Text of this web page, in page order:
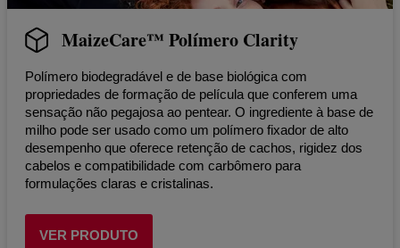
MaizeCare™ Polímero Clarity
Polímero biodegradável e de base biológica com
propriedades de formação de película que conferem uma
sensação não pegajosa ao pentear. O ingrediente à base de
milho pode ser usado como um polímero fixador de alto
desempenho que oferece retenção de cachos, rigidez dos
cabelos e compatibilidade com carbômero para
formulações claras e cristalinas.
VER PRODUTO